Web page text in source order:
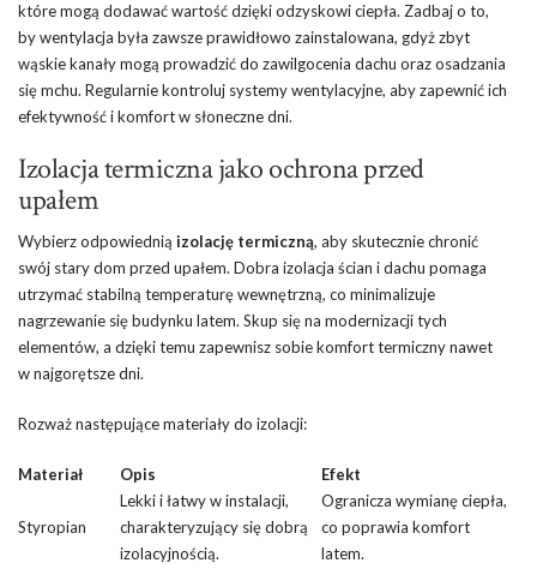
które mogą dodawać wartość dzięki odzyskowi ciepła. Zadbaj o to,
by wentylacja była zawsze prawidłowo zainstalowana, gdyż zbyt
wąskie kanały mogą prowadzić do zawilgocenia dachu oraz osadzania
się mchu. Regularnie kontroluj systemy wentylacyjne, aby zapewnić ich
efektywność i komfort w słoneczne dni.
Izolacja termiczna jako ochrona przed
upałem
Wybierz odpowiednią izolację termiczną, aby skutecznie chronić
swój stary dom przed upałem. Dobra izolacja ścian i dachu pomaga
utrzymać stabilną temperaturę wewnętrzną, co minimalizuje
nagrzewanie się budynku latem. Skup się na modernizacji tych
elementów, a dzięki temu zapewnisz sobie komfort termiczny nawet
w najgorętsze dni.
Rozważ następujące materiały do izolacji:
Materiał Opis Efekt
Styropian
Lekki i łatwy w instalacji,
charakteryzujący się dobrą
izolacyjnością.
Ogranicza wymianę ciepła,
co poprawia komfort
latem.